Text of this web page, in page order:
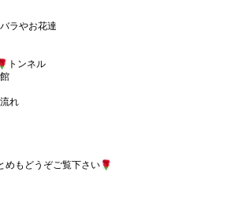
ラやお花達
トンネル
記念館
れ
めもどうぞご覧下さい🌹